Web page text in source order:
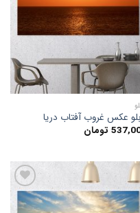
علاقه
ها
عکس غروب آفتاب دریا
تومان